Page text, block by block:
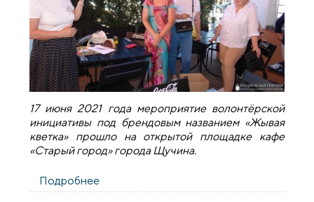
17 июня 2021 года мероприятие волонтёрской
инициативы под брендовым названием «Жывая
кветка» прошло на открытой площадке кафе
«Старый город» города Щучина.
Подробнее
инициативы под названием «Жывая